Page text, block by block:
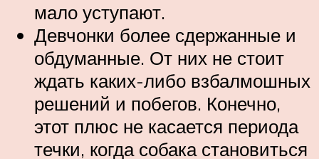
мало уступают.
Девчонки более сдержанные и
обдуманные. От них не стоит
ждать каких-либо взбалмошных
решений и побегов. Конечно,
этот плюс не касается периода
течки, когда собака становиться